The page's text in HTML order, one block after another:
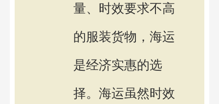
量、时效要求不高
的服装货物，海运
是经济实惠的选
择。海运虽然时效